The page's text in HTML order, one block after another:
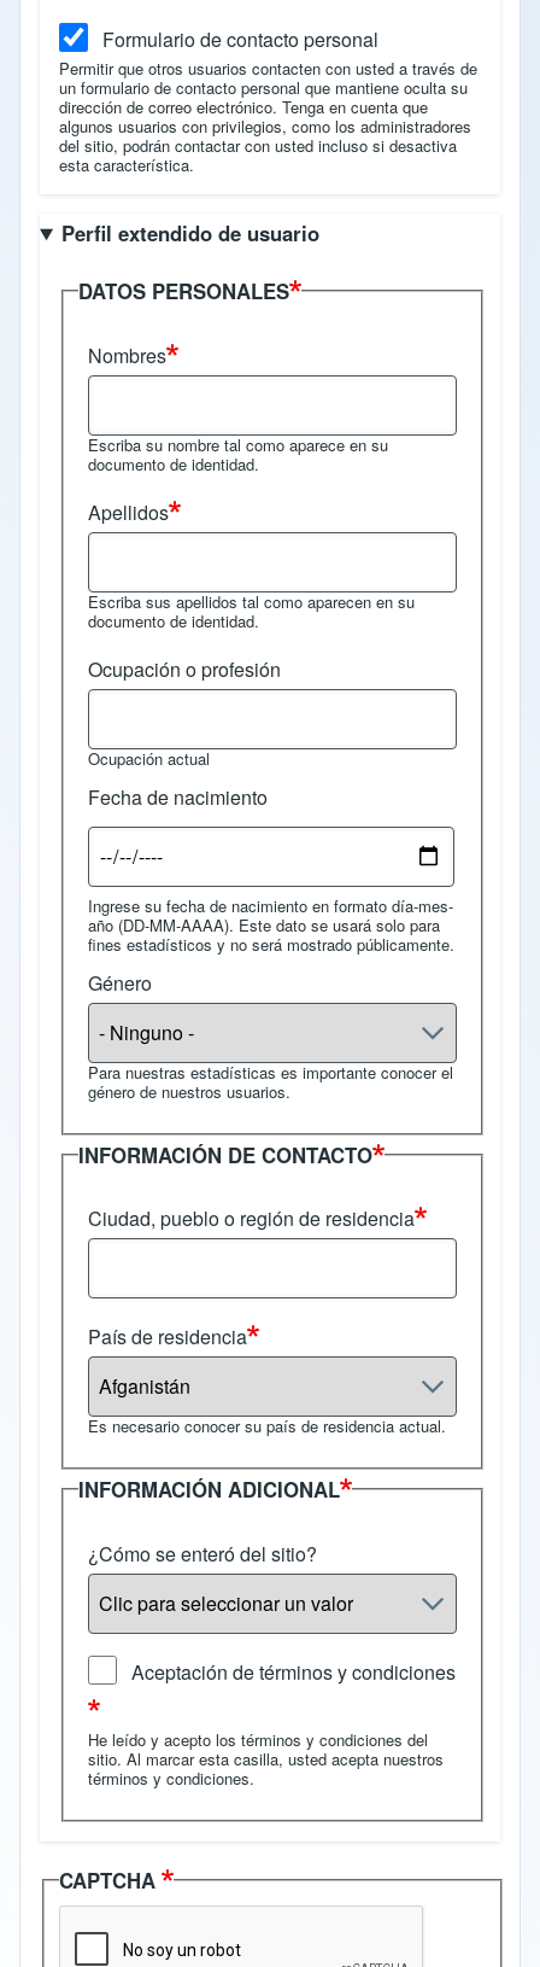
Formulario de contacto personal
Permitir que otros usuarios contacten con usted a través de
un formulario de contacto personal que mantiene oculta su
dirección de correo electrónico. Tenga en cuenta que
algunos usuarios con privilegios, como los administradores
del sitio, podrán contactar con usted incluso si desactiva
esta característica.
Perfil extendido de usuario
DATOS PERSONALES
Nombres
Escriba su nombre tal como aparece en su
documento de identidad.
Apellidos
Escriba sus apellidos tal como aparecen en su
documento de identidad.
Ocupación o profesión
Ocupación actual
Fecha de nacimiento
Fecha
Ingrese su fecha de nacimiento en formato día-mes-
año (DD-MM-AAAA). Este dato se usará solo para
fines estadísticos y no será mostrado públicamente.
Género
Para nuestras estadísticas es importante conocer el
género de nuestros usuarios.
INFORMACIÓN DE CONTACTO
Ciudad, pueblo o región de residencia
País de residencia
Es necesario conocer su país de residencia actual.
INFORMACIÓN ADICIONAL
¿Cómo se enteró del sitio?
Aceptación de términos y condiciones
He leído y acepto los términos y condiciones del
sitio. Al marcar esta casilla, usted acepta nuestros
términos y condiciones.
CAPTCHA